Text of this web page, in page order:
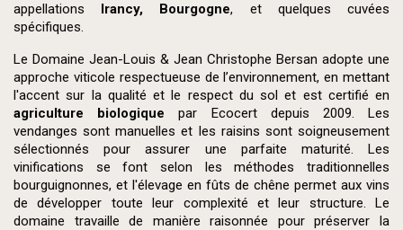
appellations Irancy, Bourgogne, et quelques cuvées
spécifiques.
Le Domaine Jean-Louis & Jean Christophe Bersan adopte une
approche viticole respectueuse de l’environnement, en mettant
l'accent sur la qualité et le respect du sol et est certifié en
agriculture biologique par Ecocert depuis 2009. Les
vendanges sont manuelles et les raisins sont soigneusement
sélectionnés pour assurer une parfaite maturité. Les
vinifications se font selon les méthodes traditionnelles
bourguignonnes, et l'élevage en fûts de chêne permet aux vins
de développer toute leur complexité et leur structure. Le
domaine travaille de manière raisonnée pour préserver la